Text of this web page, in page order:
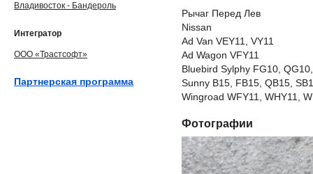
Рычаг Перед Лев
Nissan
Ad Van VEY11, VY11
Ad Wagon VFY11
Bluebird Sylphy FG10,
Sunny B15, FB15, QB15,
Wingroad WFY11, WHY11,
Фотографии
Владивосток - Бандероль
Интегратор
ООО «Трастсофт»
Партнерская программа